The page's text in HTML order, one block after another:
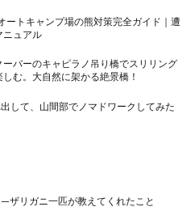
ートキャンプ場の熊対策完全ガイド｜遭
ニュアル
ーバーのキャピラノ吊り橋でスリリング
む。大自然に架かる絶景橋！
して、山間部でノマドワークしてみた
ザリガニ一匹が教えてくれたこと